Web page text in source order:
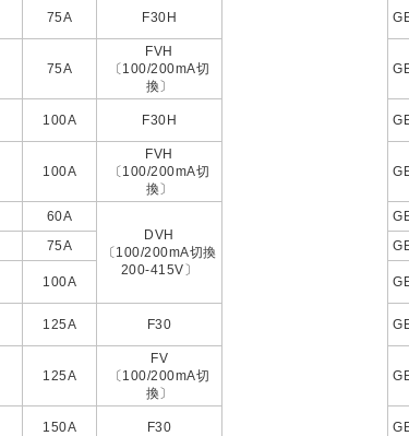
75A F30H
75A
FVH
〔100/200mA切
換〕
100A F30H
100A
FVH
〔100/200mA切
換〕
60A
DVH
〔100/200mA切換
200-415V〕
75A
100A
125A F30
125A
FV
〔100/200mA切
換〕
150A F30